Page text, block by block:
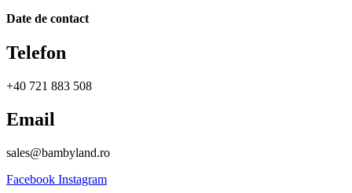
Date de contact
Telefon
+40 721 883 508
Email
sales@bambyland.ro​
Facebook Instagram